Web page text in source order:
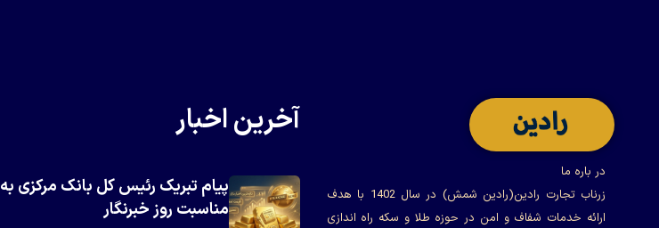
در باره ما
زرناب تجارت رادین(رادین شمش) در سال 1402 با هدف
ارائه خدمات شفاف و امن در حوزه طلا و سکه راه اندازی
آخرین اخبار
پیام تبریک رئیس کل بانک مرکزی به
مناسبت روز خبرنگار